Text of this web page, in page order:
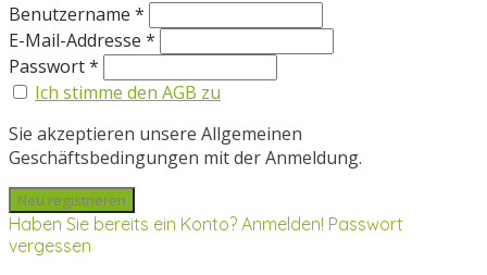
Benutzername *
E-Mail-Addresse *
Passwort *
Ich stimme den AGB zu
Sie akzeptieren unsere Allgemeinen
Geschäftsbedingungen mit der Anmeldung.
Haben Sie bereits ein Konto? Anmelden! Passwort
vergessen